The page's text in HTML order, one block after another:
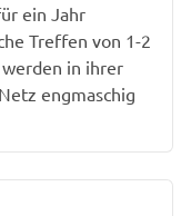
ein Jahr
Treffen von 1-2
in ihrer
engmaschig